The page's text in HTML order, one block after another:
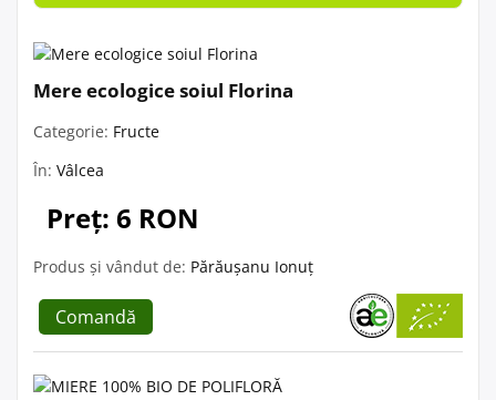
Mere ecologice soiul Florina
Categorie: Fructe
În: Vâlcea
Preț: 6 RON
Produs și vândut de: Părăușanu Ionuț
Comandă